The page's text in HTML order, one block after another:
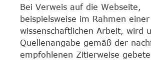
Bei Verweis auf die Webseite,
beispielsweise im Rahmen einer
wissenschaftlichen Arbeit, wird
Quellenangabe gemäß der
empfohlenen Zitierweise